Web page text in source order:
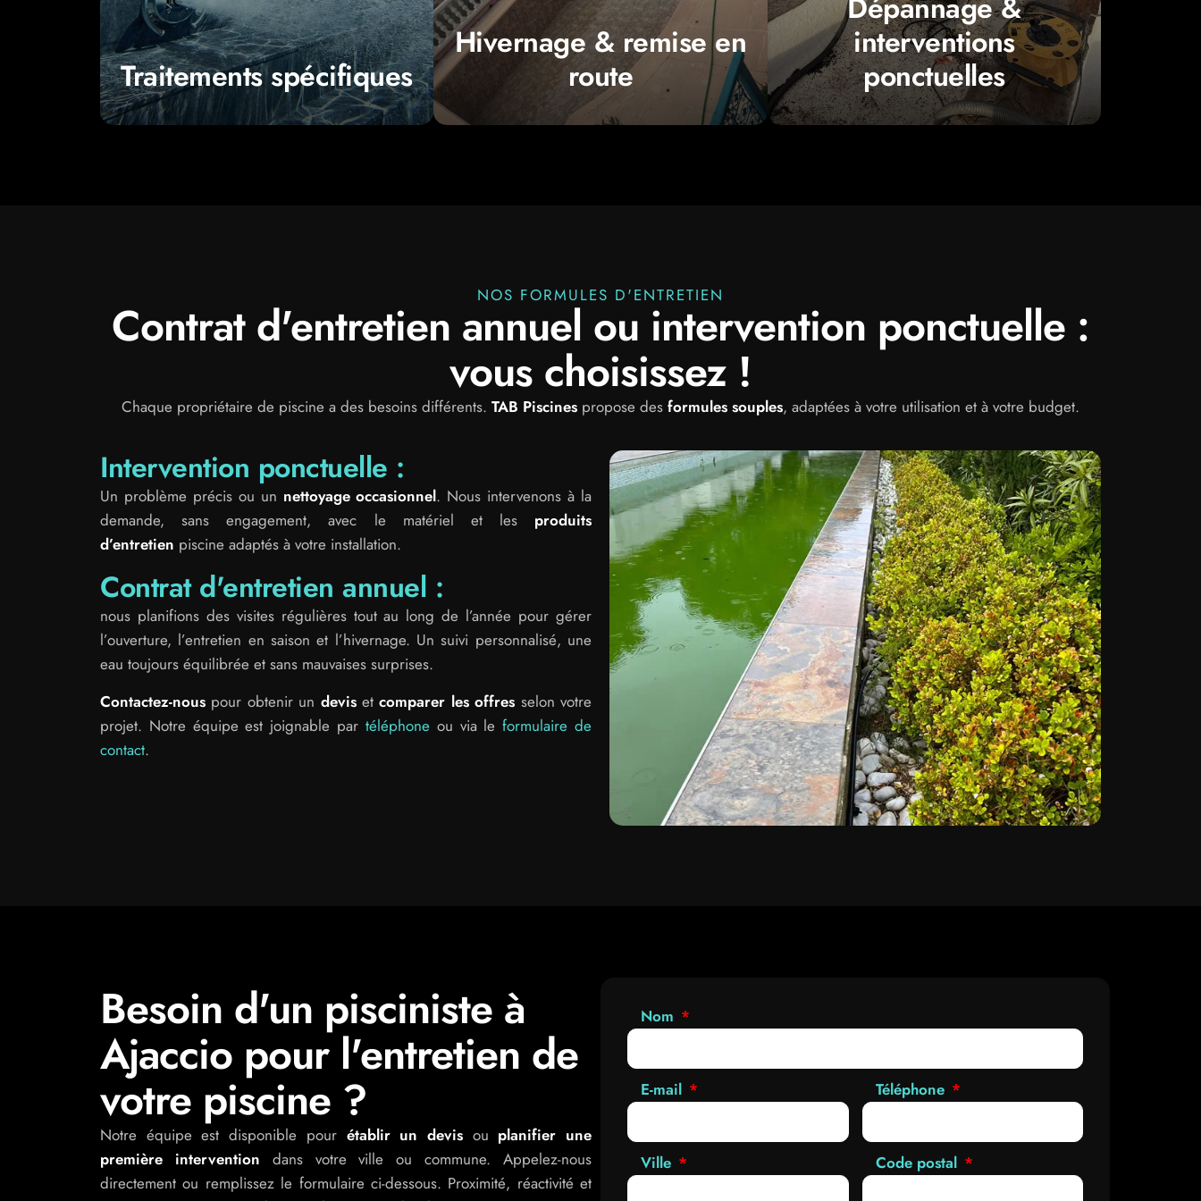
Traitements spécifiques
Traitements spécifiques
Hivernage & remise en
route
Hivernage & remise en
route
interventions
ponctuelles
Dépannage &
interventions
NOS FORMULES D'ENTRETIEN
Contrat d'entretien annuel ou intervention ponctuelle :
vous choisissez !
Chaque propriétaire de piscine a des besoins différents. TAB Piscines propose des formules souples, adaptées à votre utilisation et à votre budget.
Intervention ponctuelle :
Un problème précis ou un nettoyage occasionnel. Nous intervenons à la
demande, sans engagement, avec le matériel et les produits
d’entretien piscine adaptés à votre installation.
Contrat d'entretien annuel :
nous planifions des visites régulières tout au long de l’année pour gérer
l’ouverture, l’entretien en saison et l’hivernage. Un suivi personnalisé, une
eau toujours équilibrée et sans mauvaises surprises.
Contactez-nous pour obtenir un devisetcomparer les offres selon votre
projet. Notre équipe est joignable par téléphone ou via leformulaire de
contact.
Nom
E-mail Téléphone
Ville Code postal
Besoin d'un pisciniste à
Ajaccio pour l'entretien de
votre piscine ?
Notre équipe est disponible pour établir un devisou planifier une
première intervention dans votre ville ou commune. Appelez-nous
directement ou remplissez le formulaire ci-dessous. Proximité, réactivité et